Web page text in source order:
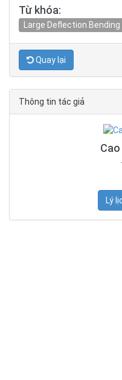
Từ khóa:
Large Deflection
Quay lại
Thông tin tác giả
Lý